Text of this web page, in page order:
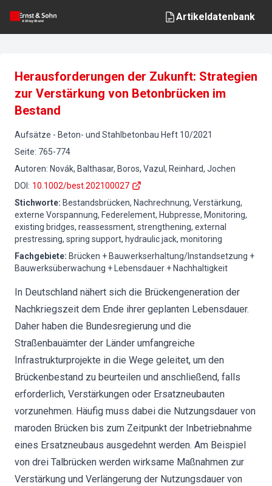
Artikeldatenbank
Herausforderungen der Zukunft: Strategien
zur Verstärkung von Betonbrücken im
Bestand
Aufsätze - Beton- und Stahlbetonbau Heft 10/2021
Seite: 765-774
Autoren: Novák, Balthasar, Boros, Vazul, Reinhard, Jochen
DOI : 10.1002/best.202100027
Stichworte: Bestandsbrücken, Nachrechnung, Verstärkung,
externe Vorspannung, Federelement, Hubpresse, Monitoring,
existing bridges, reassessment, strengthening, external
prestressing, spring support, hydraulic jack, monitoring
Fachgebiete: Brücken + Bauwerkserhaltung/Instandsetzung +
Bauwerksüberwachung + Lebensdauer + Nachhaltigkeit
In Deutschland nähert sich die Brückengeneration der
Nachkriegszeit dem Ende ihrer geplanten Lebensdauer.
Daher haben die Bundesregierung und die
Straßenbauämter der Länder umfangreiche
Infrastrukturprojekte in die Wege geleitet, um den
Brückenbestand zu beurteilen und anschließend, falls
erforderlich, Verstärkungen oder Ersatzneubauten
vorzunehmen. Häufig muss dabei die Nutzungsdauer von
maroden Brücken bis zum Zeitpunkt der Inbetriebnahme
eines Ersatzneubaus ausgedehnt werden. Am Beispiel
von drei Talbrücken werden wirksame Maßnahmen zur
Verstärkung und Verlängerung der Nutzungsdauer von